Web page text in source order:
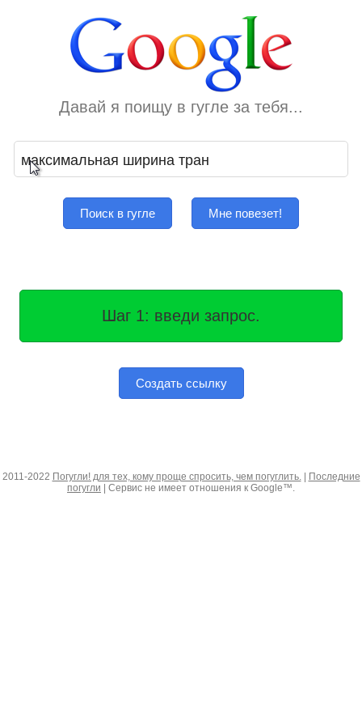
Давай я поищу в гугле за тебя...
Поиск в гугле Мне повезет!
Шаг 1: введи запрос.
Создать ссылку
2011-2022 Погугли! для тех, кому проще спросить, чем погуглить.|
Последние
погугли | Сервис не имеет отношения к Google™.